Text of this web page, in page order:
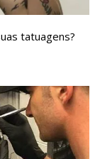
tatuagens?